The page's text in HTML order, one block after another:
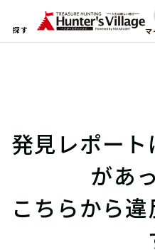
探す マ
発見レポー
があ
こちらから